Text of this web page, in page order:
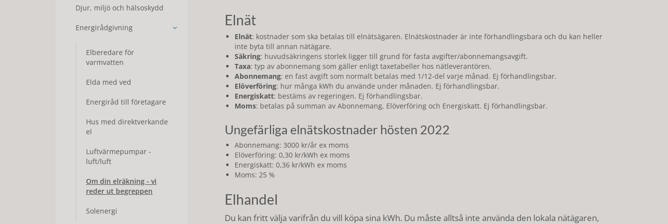
Djur, miljö och hälsoskydd
Energirådgivning
Elberedare för
varmvatten
Elda med ved
Energiråd till företagare
Hus med direktverkande
el
Luftvärmepumpar -
luft/luft
Om din elräkning - vi
reder ut begreppen
Solenergi
Elnät
Elnät: kostnader som ska betalas till elnätsägaren. Elnätskostnader är inte förhandlingsbara och du kan heller
inte byta till annan nätägare.
Säkring: huvudsäkringens storlek ligger till grund för fasta avgifter/abonnemangsavgift.
Taxa: typ av abonnemang som gäller enligt taxetabeller hos nätleverantören.
Abonnemang: en fast avgift som normalt betalas med 1/12-del varje månad. Ej förhandlingsbar.
Elöverföring: hur många kWh du använde under månaden. Ej förhandlingsbar.
Energiskatt: bestäms av regeringen. Ej förhandlingsbar.
Moms: betalas på summan av Abonnemang, Elöverföring och Energiskatt. Ej förhandlingsbar.
Ungefärliga elnätskostnader hösten 2022
Abonnemang: 3000 kr/år ex moms
Elöverföring: 0,30 kr/kWh ex moms
Energiskatt: 0,36 kr/kWh ex moms
Moms: 25 %
Elhandel
Du kan fritt välja varifrån du vill köpa sina kWh. Du måste alltså inte använda den lokala nätägaren,